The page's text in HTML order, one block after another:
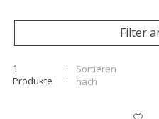
Filter
1
Produkte
Sortieren
nach